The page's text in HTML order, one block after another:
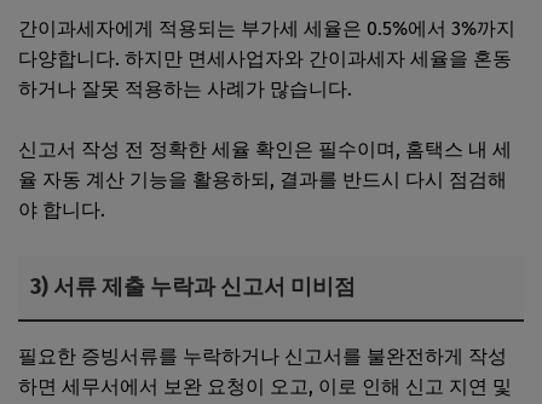
간이과세자에게 적용되는 부가세 세율은 0.5%에서 3%까지
다양합니다. 하지만 면세사업자와 간이과세자 세율을 혼동
하거나 잘못 적용하는 사례가 많습니다.
신고서 작성 전 정확한 세율 확인은 필수이며, 홈택스 내 세
율 자동 계산 기능을 활용하되, 결과를 반드시 다시 점검해
야 합니다.
3) 서류 제출 누락과 신고서 미비점
필요한 증빙서류를 누락하거나 신고서를 불완전하게 작성
하면 세무서에서 보완 요청이 오고, 이로 인해 신고 지연 및